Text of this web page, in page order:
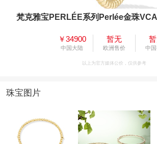
梵克雅宝PERLÉE系列Perlée金珠
￥34900
中国大陆
暂无
欧洲售价 中
以上为官方媒体公价，仅供参考
珠宝图片